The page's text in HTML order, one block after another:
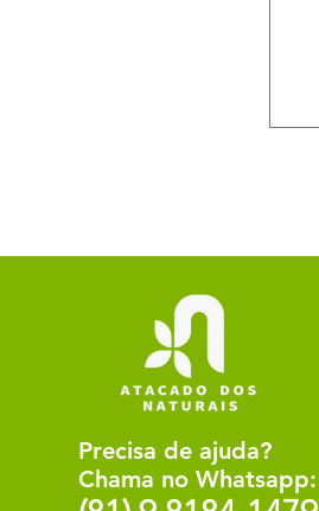
Precisa de ajuda?
Chama no Whatsapp: